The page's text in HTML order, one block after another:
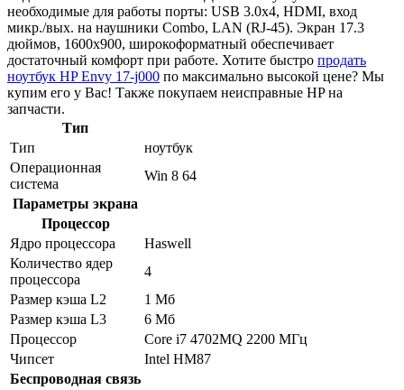
необходимые для работы порты: USB 3.0x4, HDMI, вход
микр./вых. на наушники Combo, LAN (RJ-45). Экран 17.3
дюймов, 1600x900, широкоформатный обеспечивает
достаточный комфорт при работе. Хотите быстро продать
ноутбук HP Envy 17-j000 по максимально высокой цене? Мы
купим его у Вас! Также покупаем неисправные HP на
запчасти.
Тип
Тип
ноутбук
Операционная
система
Win 8 64
Параметры экрана
Процессор
Ядро процессора
Haswell
Количество ядер
процессора
4
Размер кэша L2
1 Мб
Размер кэша L3
6 Мб
Процессор
Core i7 4702MQ 2200 МГц
Чипсет
Intel HM87
Беспроводная связь